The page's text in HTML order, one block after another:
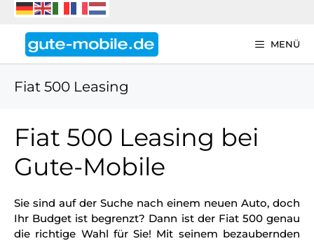
Zum
springen
MENÜ
Fiat 500 Leasing
Fiat 500 Leasing bei
Gute-Mobile
Sie sind auf der Suche nach einem neuen Auto, doch
Ihr Budget ist begrenzt? Dann ist der Fiat 500 genau
die richtige Wahl für Sie! Mit seinem bezaubernden